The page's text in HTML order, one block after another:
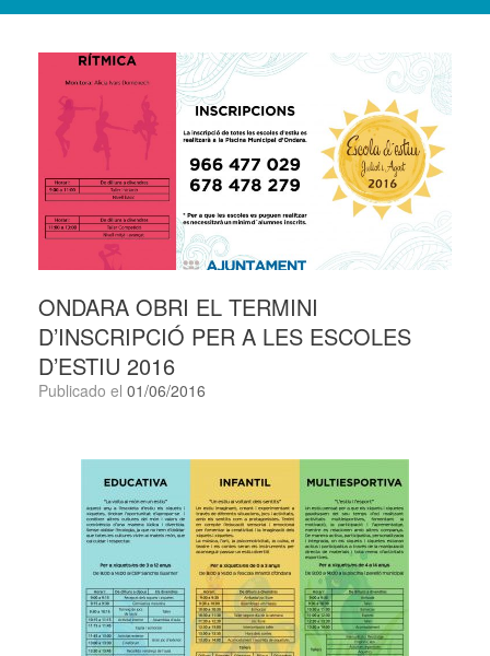
ONDARA OBRI EL TERMINI
D’INSCRIPCIÓ PER A LES ESCOLES
D’ESTIU 2016
Publicado el 01/06/2016